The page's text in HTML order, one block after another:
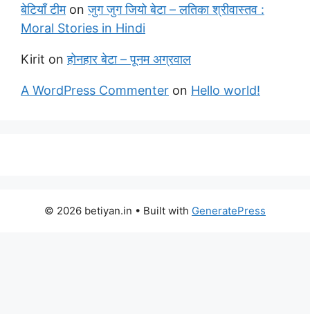
बेटियाँ टीमonजुग जुग जियो बेटा – लतिका श्रीवास्तव :
Moral Stories in Hindi
Kirit onहोनहार बेटा – पूनम अग्रवाल
A WordPress Commenter on Hello world!
© 2026 betiyan.in • Built with GeneratePress